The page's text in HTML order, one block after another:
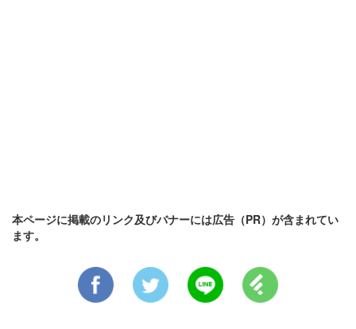
本ページに掲載のリンク及びバナーには広告（PR）が含まれてい
ます。